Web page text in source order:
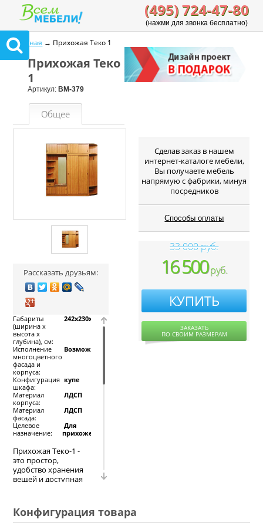
(495) 724-47-80
(нажми для звонка бесплатно)
Главная → Прихожая Теко 1
Прихожая Теко
1
Артикул: ВМ-379
Общее
Рассказать друзьям:
Габариты
(ширина х
высота х
глубина), см:
242x230x42
Исполнение
многоцветного
фасада и
корпуса:
Возможно
Конфигурация
шкафа:
купе
Материал
корпуса:
ЛДСП
Материал
фасада:
ЛДСП
Целевое
назначение:
Для
прихожей
Прихожая Теко-1 -
это простор,
удобство хранения
вещей и доступная
шкафа купе,
углового
Cделав заказ в нашем
интернет-каталоге мебели,
Вы получаете мебель
напрямую с фабрики, минуя
посредников
Способы оплаты
33 000 руб.
16 500руб.
КУПИТЬ
ЗАКАЗАТЬ
ПО СВОИМ РАЗМЕРАМ
Конфигурация товара